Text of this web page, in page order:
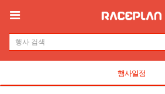
행사일정